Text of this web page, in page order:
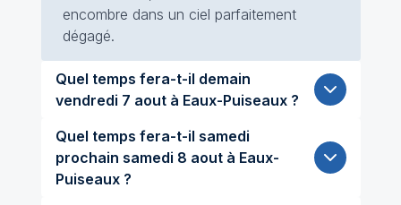
encombre dans un ciel parfaitement
dégagé.
Quel temps fera-t-il demain
vendredi 7 aout à Eaux-Puiseaux ?
Quel temps fera-t-il samedi
prochain samedi 8 aout à Eaux-
Puiseaux ?